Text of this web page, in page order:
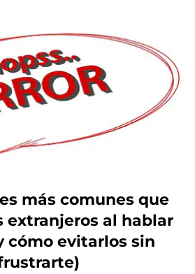
más comunes que
extranjeros al hablar
cómo evitarlos sin